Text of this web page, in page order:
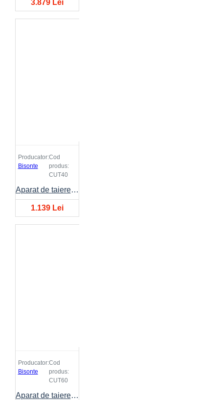
3.879 Lei
Producator:
Bisonte
Cod
produs:
CUT40
Aparat de taiere cu plasma BISONTE CUT-40 10A-40A 230V
1.139 Lei
Producator:
Bisonte
Cod
produs:
CUT60
Aparat de taiere cu plasma BISONTE CUT-60 10A-60A 400V